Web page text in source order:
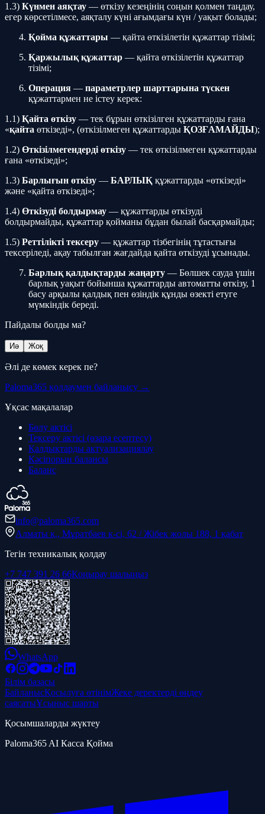
1.3) Күнмен аяқтау — өткізу кезеңінің соңын қолмен таңдау,
егер көрсетілмесе, аяқталу күні ағымдағы күн / уақыт болады;
Қойма құжаттары — қайта өткізілетін құжаттар тізімі;
Қаржылық құжаттар — қайта өткізілетін құжаттар
тізімі;
Операция — параметрлер шарттарына түскен
құжаттармен не істеу керек:
1.1) Қайта өткізу — тек бұрын өткізілген құжаттарды ғана
«қайта өткізеді», (өткізілмеген құжаттарды ҚОЗҒАМАЙДЫ);
1.2) Өткізілмегендерді өткізу — тек өткізілмеген құжаттарды
ғана «өткізеді»;
1.3) Барлығын өткізу — БАРЛЫҚ құжаттарды «өткізеді»
және «қайта өткізеді»;
1.4) Өткізуді болдырмау — құжаттарды өткізуді
болдырмайды, құжаттар қойманы бұдан былай басқармайды;
1.5) Реттілікті тексеру — құжаттар тізбегінің тұтастығы
тексеріледі, ақау табылған жағдайда қайта өткізуді ұсынады.
Барлық қалдықтарды жаңарту — Бөлшек сауда үшін
барлық уақыт бойынша құжаттарды автоматты өткізу, 1
басу арқылы қалдық пен өзіндік құнды өзекті етуге
мүмкіндік береді.
Пайдалы болды ма?
Иә Жоқ
Әлі де көмек керек пе?
Paloma365 қолдаумен байланысу →
Ұқсас мақалалар
Бөлу актісі
Тексеру актісі (өзара есептесу)
Қалдықтарды актуализациялау
Кәсіпорын балансы
Баланс
info@paloma365.com
Алматы қ., Мұратбаев к-сі, 62 / Жібек жолы 188, 1 қабат
Тегін техникалық қолдау
+7 747 391 26 66Қоңырау шалыңыз
WhatsApp
Білім базасы
БайланысҚосылуға өтінімЖеке деректерді өңдеу
саясатыҰсыныс шарты
Қосымшаларды жүктеу
Paloma365 AI Касса Қойма